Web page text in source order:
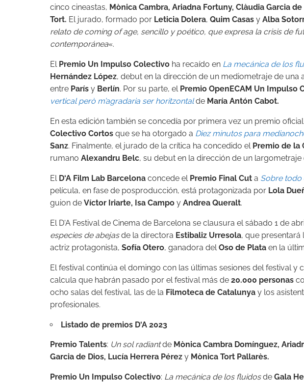
cinco cineastas, Mònica Cambra, Ariadna Fortuny, Clàudia Garcia de
Tort. El jurado, formado por Leticia Dolera, Quim Casas y Alba
relato de coming of age, sencillo y poético, que expresa la crisis de
contemporánea«.
El Premio Un Impulso Colectivo ha recaído en La mecánica de los
Hernández López, debut en la dirección de un mediometraje de una
entre París y Berlín. Por su parte, el Premio OpenECAM Un Impulso
vertical però m’agradaria ser horitzontalde María Antón Cabot.
En esta edición también se concedía por primera vez un premio
Colectivo Cortos que se ha otorgado a Diez minutos para
Sanz. Finalmente, el jurado de la crítica ha concedido el Premio de la
rumano Alexandru Belc, su debut en la dirección de un largometraje
El D‘A Film Lab Barcelona concede el Premio Final Cut a Sobre todo
película, en fase de posproducción, está protagonizada por Lola
guion de Víctor Iriarte, Isa Campo y Andrea Queralt.
El D‘A Festival de Cinema de Barcelona se clausura el sábado 1 de
especies de abejasde la directora Estibaliz Urresola, que presentará
actriz protagonista, Sofía Otero, ganadora delOso de Plata en la
El festival continúa el domingo con las últimas sesiones del festival y
calcula que habrán pasado por el festival más de 20.000 personas
ocho salas del festival, las de la Filmoteca de Catalunya y los
profesionales.
Listado de premios D‘A 2023
Premio Talents: Un sol radiantde Mònica Cambra Domínguez,
Garcia de Dios, Lucía Herrera Pérez y Mònica Tort Pallarès.
Premio Un Impulso Colectivo: La mecánica de los fluidosde Gala